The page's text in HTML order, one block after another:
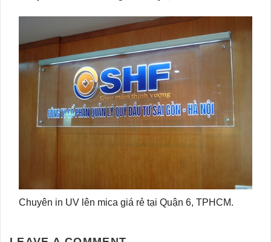
Chuyên in UV lên mica giá rẻ tại Quận 6, TPHCM.